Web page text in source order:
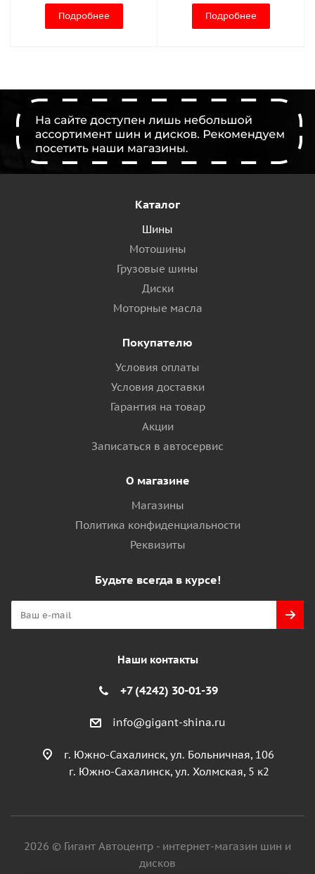
Подробнее Подробнее
Каталог
Шины
Мотошины
Грузовые шины
Диски
Моторные масла
Покупателю
Условия оплаты
Условия доставки
Гарантия на товар
Акции
Записаться в автосервис
О магазине
Магазины
Политика конфиденциальности
Реквизиты
Будьте всегда в курсе!
Наши контакты
+7 (4242) 30-01-39
info@gigant-shina.ru
г. Южно-Сахалинск, ул. Больничная, 106
г. Южно-Сахалинск, ул. Холмская, 5 к2
2026 © Гигант Автоцентр - интернет-магазин шин и
дисков